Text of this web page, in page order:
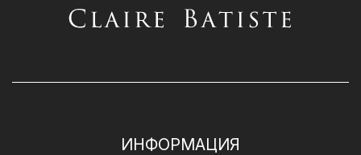
ИНФОРМАЦИЯ